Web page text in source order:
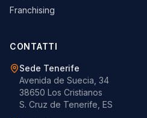
Franchising
CONTATTI
Sede Tenerife
Avenida de Suecia, 34
38650 Los Cristianos
S. Cruz de Tenerife, ES